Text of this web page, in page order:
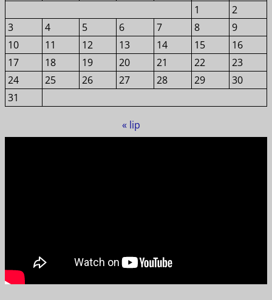
1
2
3
4 5 6 7 8
9
10
11 12 13 14 15
16
17
18 19 20 21 22
23
24
25 26 27 28 29
30
31
« lip